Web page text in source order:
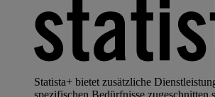
Statista+ bietet zusätzliche
spezifischen Bedürfnisse zugeschnitten